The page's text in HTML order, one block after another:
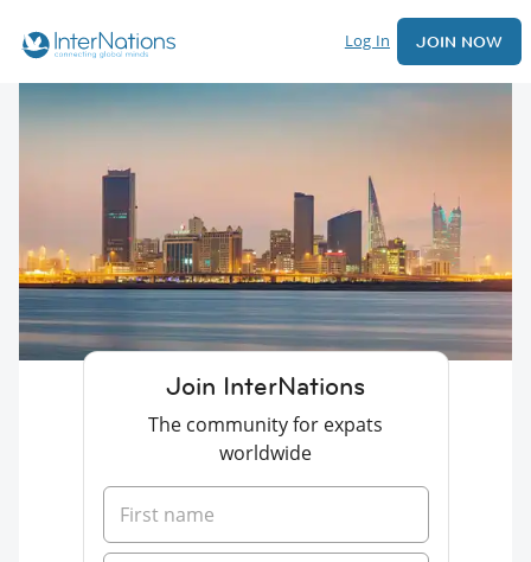
Log In JOIN NOW
Join InterNations
The community for expats
worldwide